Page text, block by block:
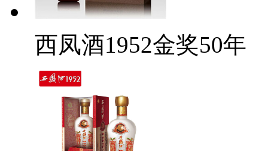
西凤酒1952金奖50年